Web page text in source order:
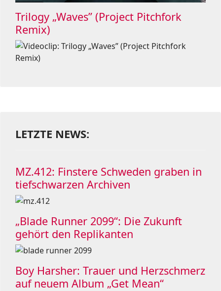
Trilogy „Waves” (Project Pitchfork
Remix)
LETZTE NEWS:
MZ.412: Finstere Schweden graben in
tiefschwarzen Archiven
„Blade Runner 2099“: Die Zukunft
gehört den Replikanten
Boy Harsher: Trauer und Herzschmerz
auf neuem Album „Get Mean“